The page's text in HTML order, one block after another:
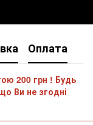
Оплата
200 грн ! Будь
Ви не згодні